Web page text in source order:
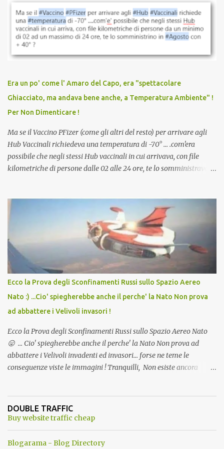
vaccinazione. Non avevamo mai sentito parlare di ricompense,
sconti, incentivi per vaccinarsi. Non avevamo mai visto
discriminazioni per coloro che non l’hanno fatto. Se non sei stato
vaccinato, nessuno aveva prima cercato di farti sentire una
persona cattiva. Non avevamo mai visto un vaccino che minacci le
vaccino usato per minacciare i mezzi di sussistenza, il lavoro o la
scuola. Non avevamo mai visto un vaccino che permettesse a un
dodicenne di ignorare il consenso dei genitori. Dopo tutti i vaccini
che abbiamo elencato sopra...
Era un po' come l' Amaro del Capo, era "spettacolare
Ghiacciato, ma andava bene anche, a Temperatura Ambiente" !
Per Non Dimenticare !
Ma se il Vaccino PFizer (come gli altri del resto) per arrivare agli
Hub Vaccinali richiedeva una temperatura di -70° ... .com'era
possibile che negli stessi Hub vaccinali in cui arrivava, con file
kilometriche di persone dalle 02 alle 24 ore, te lo somministravano
Vaccino come: l' Amaro del Capo, era "spettacolare Ghiacciato, ma
andava bene anche, a Temperatura Ambiente"! Riproponiamo
l'articolo per NON Dimenticare!
Ecco la Prova degli Sconfinamenti Russi sullo Spazio Aereo
Nato :) ...Cio' spiegherebbe anche il perche' la Nato Non prova
ad abbattere i Velivoli invasori !
Ecco la Prova degli Sconfinamenti Russi sullo Spazio Aereo Nato
😛 ... Cio' spiegherebbe anche il perche' la Nato Non prova ad
abbattere i Velivoli invadenti ed invasori... forse ne teme le
conseguenze viste le immagini ! Tranquilli, Non esiste ancora
ancora una fantasia Nato o forse una "False Flag", per provocare
una guerra mondiale che difficilmente da menti sane, potrebbe
DOUBLE TRAFFIC
Buy website traffic cheap
Blogarama - Blog Directory